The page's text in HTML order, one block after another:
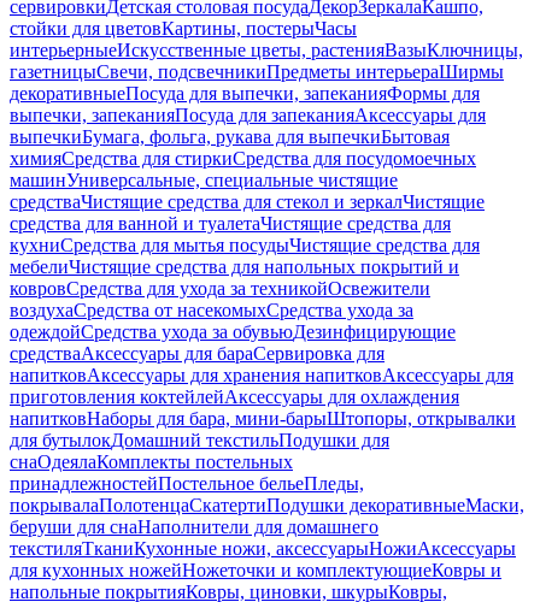
сервировкиДетская столовая посудаДекорЗеркалаКашпо,
стойки для цветовКартины, постерыЧасы
интерьерныеИскусственные цветы, растенияВазыКлючницы,
газетницыСвечи, подсвечникиПредметы интерьераШирмы
декоративныеПосуда для выпечки, запеканияФормы для
выпечки, запеканияПосуда для запеканияАксессуары для
выпечкиБумага, фольга, рукава для выпечкиБытовая
химияСредства для стиркиСредства для посудомоечных
машинУниверсальные, специальные чистящие
средстваЧистящие средства для стекол и зеркалЧистящие
средства для ванной и туалетаЧистящие средства для
кухниСредства для мытья посудыЧистящие средства для
мебелиЧистящие средства для напольных покрытий и
ковровСредства для ухода за техникойОсвежители
воздухаСредства от насекомыхСредства ухода за
одеждойСредства ухода за обувьюДезинфицирующие
средстваАксессуары для бараСервировка для
напитковАксессуары для хранения напитковАксессуары для
приготовления коктейлейАксессуары для охлаждения
напитковНаборы для бара, мини-барыШтопоры, открывалки
для бутылокДомашний текстильПодушки для
снаОдеялаКомплекты постельных
принадлежностейПостельное бельеПледы,
покрывалаПолотенцаСкатертиПодушки декоративныеМаски,
беруши для снаНаполнители для домашнего
текстиляТканиКухонные ножи, аксессуарыНожиАксессуары
для кухонных ножейНожеточки и комплектующиеКовры и
напольные покрытияКовры, циновки, шкурыКовры,